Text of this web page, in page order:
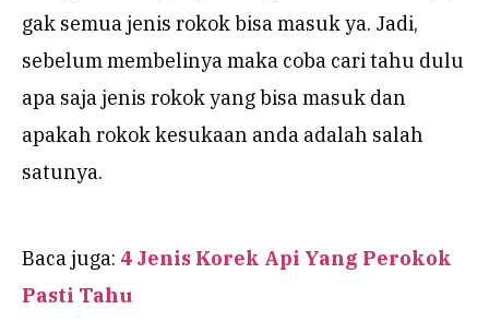
gak semua jenis rokok bisa masuk ya. Jadi,
sebelum membelinya maka coba cari tahu dulu
apa saja jenis rokok yang bisa masuk dan
apakah rokok kesukaan anda adalah salah
satunya.
Baca juga: 4 Jenis Korek Api Yang Perokok
Pasti Tahu